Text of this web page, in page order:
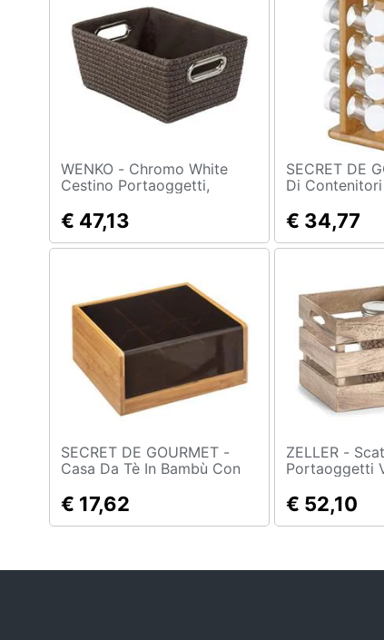
Salute e igiene
Beauty
Prima infanzia
Casalinghi
Abbigliamento
Sport
Animali
Motori
Libri, cd e dvd
Promozioni
WENKO - Chromo White
Cestino Portaoggetti,
€ 47,13
SECRET DE
Di
€ 34,77
SECRET DE GOURMET -
Casa Da Tè In Bambù Con
€ 17,62
ZELLER - Scatola
Portaoggetti
€ 52,10